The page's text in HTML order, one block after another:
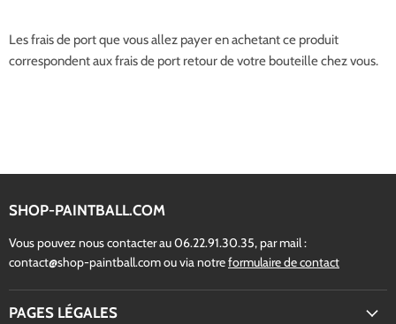
Les frais de port que vous allez payer en achetant ce produit
correspondent aux frais de port retour de votre bouteille chez vous.
SHOP-PAINTBALL.COM
Vous pouvez nous contacter au 06.22.91.30.35, par mail :
contact@shop-paintball.com ou via notreformulaire de contact
PAGES LÉGALES